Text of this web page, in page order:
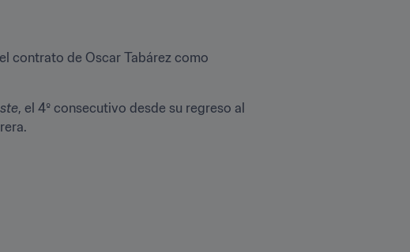
contrato de Oscar Tabárez como
, el 4º consecutivo desde su regreso al